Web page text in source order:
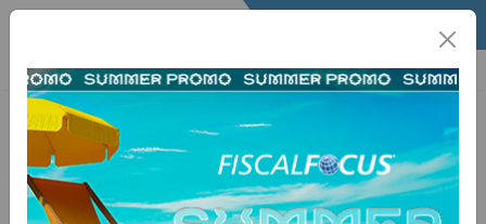
Home Quotidiano Il Quotidiano Articoli Fisco
12 marzo 2026
Categorie: Antiriciclaggio Varie